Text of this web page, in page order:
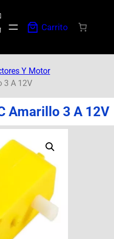
Carrito
Y Motor
3 A 12V
Amarillo 3 A 12V